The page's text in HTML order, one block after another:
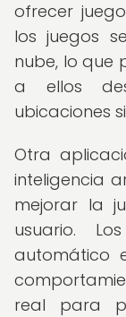
ofrecer
los juegos
nube, lo que
a ellos
ubicaciones
Otra
inteligencia
mejorar la
usuario.
automático
real para